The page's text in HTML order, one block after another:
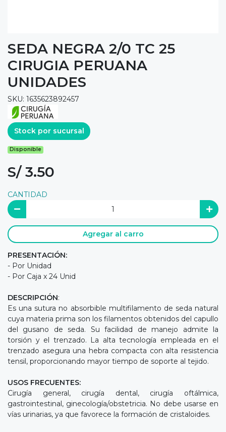
SEDA NEGRA 2/0 TC 25
CIRUGIA PERUANA
UNIDADES
SKU: 1635623892457
Stock por sucursal
Disponible
S/ 3.50
CANTIDAD
Agregar al carro
PRESENTACIÓN:
- Por Unidad
- Por Caja x 24 Unid
DESCRIPCIÓN:
Es una sutura no absorbible multifilamento de seda natural
cuya materia prima son los filamentos obtenidos del capullo
del gusano de seda. Su facilidad de manejo admite la
torsión y el trenzado. La alta tecnología empleada en el
trenzado asegura una hebra compacta con alta resistencia
tensil, proporcionando mayor tiempo de soporte al tejido.
USOS FRECUENTES:
Cirugía general, cirugía dental, cirugía oftálmica,
gastrointestinal, ginecología/obstetricia. No debe usarse en
vías urinarias, ya que favorece la formación de cristaloides.